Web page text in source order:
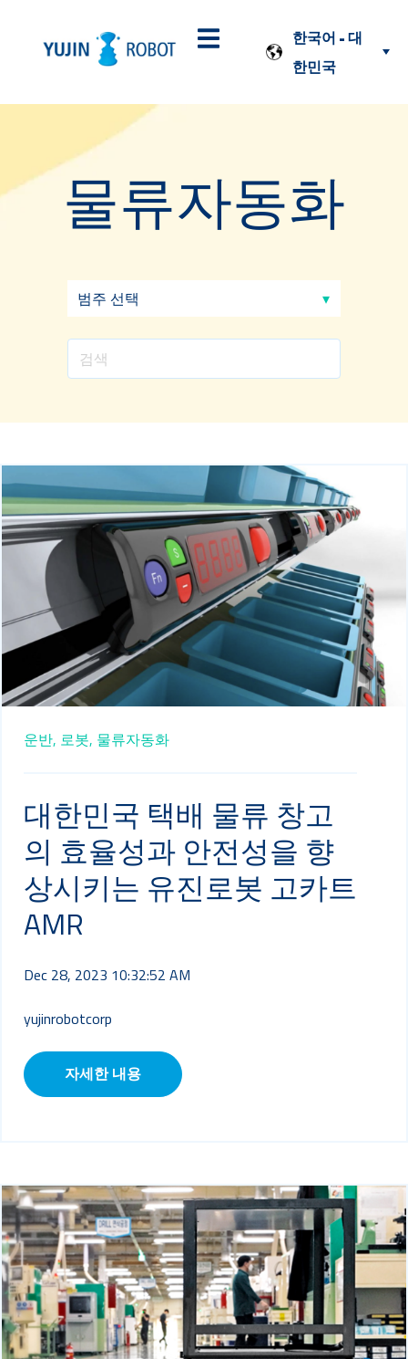
한국어 - 대
한민국
물류자동화
운반, 로봇, 물류자동화
대한민국 택배 물류 창고
의 효율성과 안전성을 향
상시키는 유진로봇 고카트
AMR
Dec 28, 2023 10:32:52 AM
yujinrobotcorp
자세한 내용